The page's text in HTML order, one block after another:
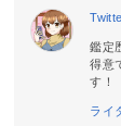
鑑定
得意
す！
ライ